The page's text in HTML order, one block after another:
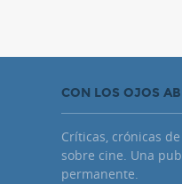
CON LOS OJOS
Críticas, crónicas
sobre cine. Una
permanente.